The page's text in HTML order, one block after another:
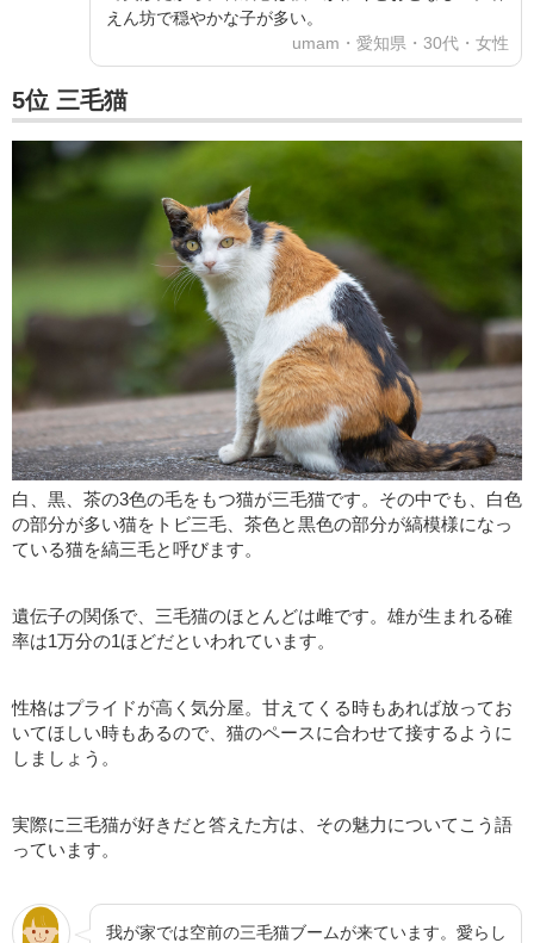
えん坊で穏やかな子が多い。
umam・愛知県・30代・女性
5位 三毛猫
白、黒、茶の3色の毛をもつ猫が三毛猫です。その中でも、白色
の部分が多い猫をトビ三毛、茶色と黒色の部分が縞模様になっ
ている猫を縞三毛と呼びます。
遺伝子の関係で、三毛猫のほとんどは雌です。雄が生まれる確
率は1万分の1ほどだといわれています。
性格はプライドが高く気分屋。甘えてくる時もあれば放ってお
いてほしい時もあるので、猫のペースに合わせて接するように
しましょう。
実際に三毛猫が好きだと答えた方は、その魅力についてこう語
っています。
我が家では空前の三毛猫ブームが来ています。愛らし